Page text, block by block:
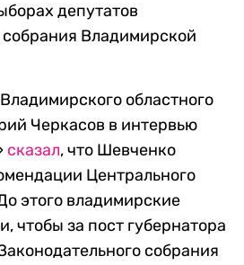
депутатов
собрания Владимирской
областного
Черкасов в интервью
сказал, что Шевченко
Центрального
этого владимирские
чтобы за пост губернатора
собрания